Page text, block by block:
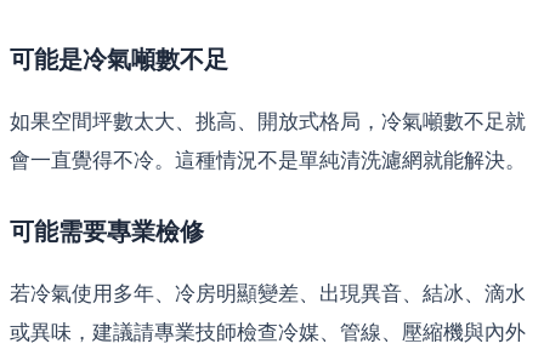
可能是冷氣噸數不足
如果空間坪數太大、挑高、開放式格局，冷氣噸數不足就
會一直覺得不冷。這種情況不是單純清洗濾網就能解決。
可能需要專業檢修
若冷氣使用多年、冷房明顯變差、出現異音、結冰、滴水
或異味，建議請專業技師檢查冷媒、管線、壓縮機與內外